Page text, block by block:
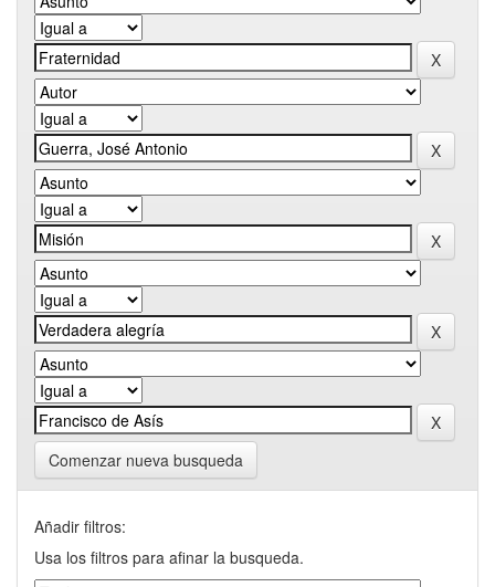
Comenzar nueva busqueda
Añadir filtros:
Usa los filtros para afinar la busqueda.